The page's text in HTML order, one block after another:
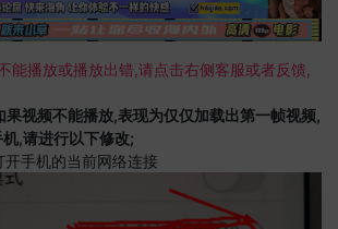
能播放或播放出错,请点击右侧客服或者反馈,
果视频不能播放,表现为仅仅加载出第一帧视频,
,请进行以下修改;
手机的当前网络连接